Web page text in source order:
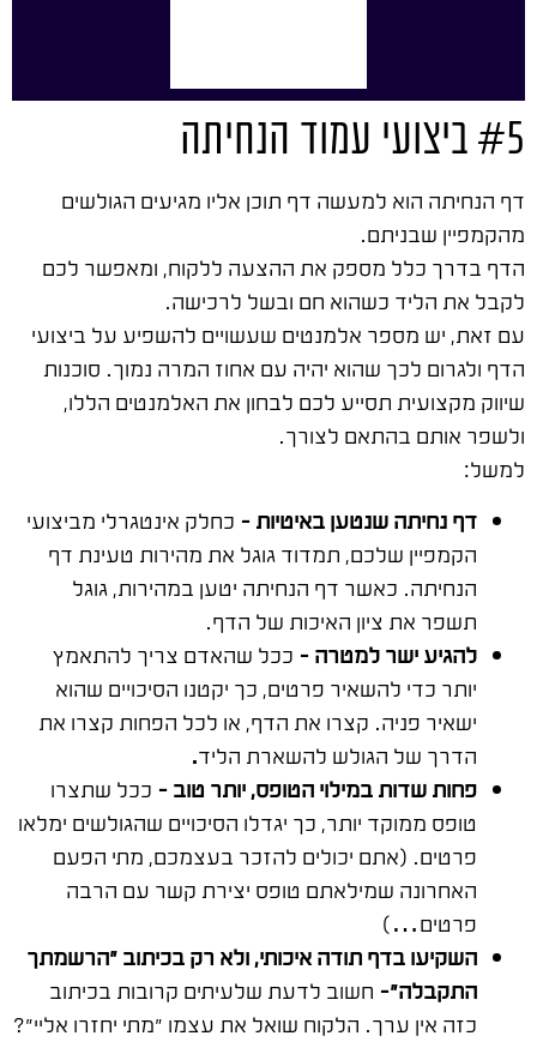
#5 ביצועי עמוד הנחיתה
דף הנחיתה הוא למעשה דף תוכן אליו מגיעים הגולשים
מהקמפיין שבניתם.
הדף בדרך כלל מספק את ההצעה ללקוח, ומאפשר לכם
לקבל את הליד כשהוא חם ובשל לרכישה.
עם זאת, יש מספר אלמנטים שעשויים להשפיע על ביצועי
הדף ולגרום לכך שהוא יהיה עם אחוז המרה נמוך. סוכנות
שיווק מקצועית תסייע לכם לבחון את האלמנטים הללו,
ולשפר אותם בהתאם לצורך.
למשל:
דף נחיתה שנטען באיטיות – כחלק אינטגרלי מביצועי
הקמפיין שלכם, תמדוד גוגל את מהירות טעינת דף
הנחיתה. כאשר דף הנחיתה יטען במהירות, גוגל
תשפר את ציון האיכות של הדף.
להגיע ישר למטרה – ככל שהאדם צריך להתאמץ
יותר כדי להשאיר פרטים, כך יקטנו הסיכויים שהוא
ישאיר פניה. קצרו את הדף, או לכל הפחות קצרו את
הדרך של הגולש להשארת הליד.
פחות שדות במילוי הטופס, יותר טוב – ככל שתצרו
טופס ממוקד יותר, כך יגדלו הסיכויים שהגולשים ימלאו
פרטים. (אתם יכולים להזכר בעצמכם, מתי הפעם
האחרונה שמילאתם טופס יצירת קשר עם הרבה
פרטים…)
השקיעו בדף תודה איכותי, ולא רק בכיתוב "הרשמתך
התקבלה"- חשוב לדעת שלעיתים קרובות בכיתוב
כזה אין ערך. הלקוח שואל את עצמו "מתי יחזרו אליי"?